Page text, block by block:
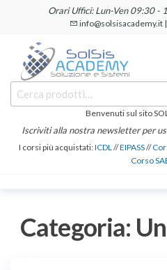
contenuto
Orari Uffici: Lun-Ven 09:30 -
info@solsisacademy.it
SOLSIS
Academy
Corsi e
Certificazioni
Linguistiche
Benvenuti sul sito
Iscriviti alla nostra newsletter per
I corsi più acquistati:ICDL//EIPASS//
Corso
Categoria: